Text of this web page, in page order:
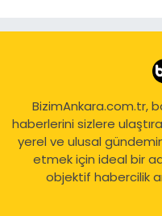
BizimAnkara.com.tr,
haberlerini sizlere
yerel ve ulusal
etmek için ideal bir
objektif habercilik